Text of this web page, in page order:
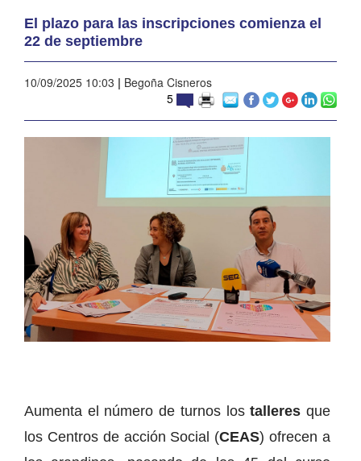
El plazo para las inscripciones comienza el
22 de septiembre
10/09/2025 10:03 | Begoña Cisneros
5
Aumenta el número de turnos lostalleres que
los Centros de acción Social (CEAS) ofrecen a